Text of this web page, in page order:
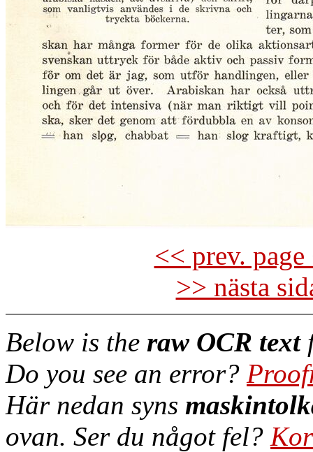
<< prev.
>> nästa
Below is the raw OCR text
Do you see an error?
Här nedan syns
ovan. Ser du något fel?